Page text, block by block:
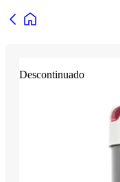
Descontinuado